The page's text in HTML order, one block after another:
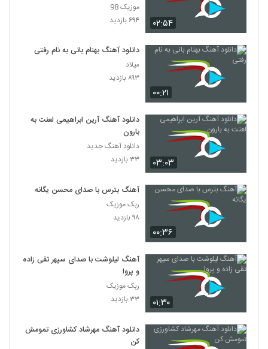
۰۲:۵۴
موزیک 98
۶۹۴ بازدید
۰۰:۲۱
دانلود آهنگ بهنام بانی به نام رفتی
میلاد
۸۹۳ بازدید
۰۳:۰۳
دانلود آهنگ آرین ابراهیمی لعنت به
بارون
دانلود آهنگ جدید
۳۳ بازدید
۰۰:۳۶
آهنگ بترس با صدای محسن یگانه
ربک موزیک
۹۸ بازدید
۰۱:۳۰
آهنگ لیلوشت با صدای سپهر تقی زاده
و پروا
ربک موزیک
۳۳ بازدید
دانلود آهنگ مهرشاد کشاورزی تمومش
کن